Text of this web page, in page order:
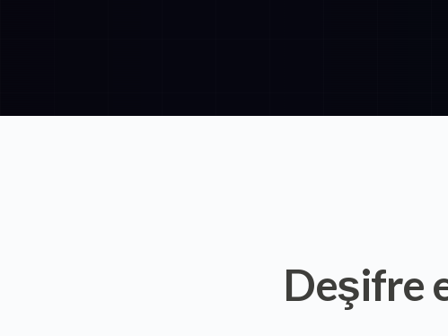
Deşifre